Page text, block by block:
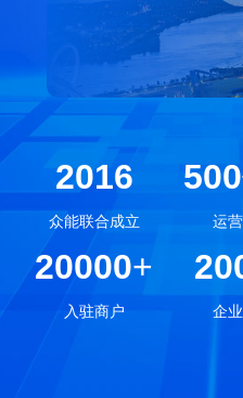
2016
众能联合成立
500
运
20000+
入驻商户 企